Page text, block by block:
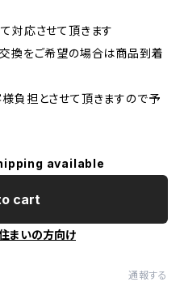
対応させて頂きます
換をご希望の場合は商品到着
負担とさせて頂きますので予
available
cart
まいの方向け
通報する